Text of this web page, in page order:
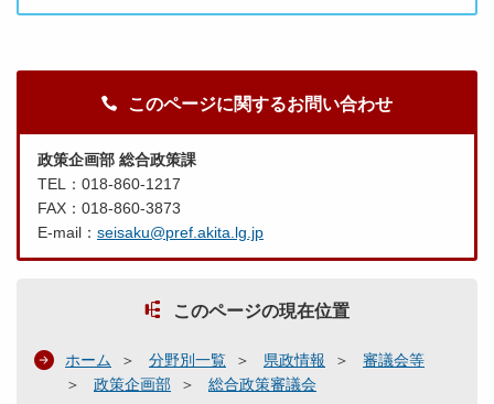
このページに関するお問い合わせ
政策企画部 総合政策課
TEL：018-860-1217
FAX：018-860-3873
E-mail： seisaku@pref.akita.lg.jp
このページの現在位置
ホーム 分野別一覧 県政情報
審議会等
政策企画部
総合政策審議会